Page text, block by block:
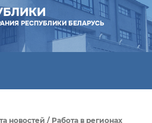
РЕСПУБЛИКИ БЕЛАРУСЬ
новостей / Работа в регионах